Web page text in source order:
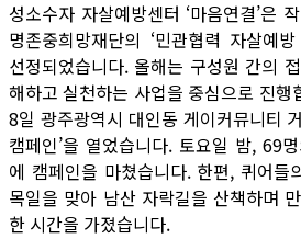
성소수자 자살예방센터 ‘마음연결’은
명존중희망재단의 ‘민관협력 자살예
선정되었습니다. 올해는 구성원 간의
해하고 실천하는 사업을 중심으로 진행
8일 광주광역시 대인동 게이커뮤니티
캠페인’을 열었습니다. 토요일 밤, 69
에 캠페인을 마쳤습니다. 한편, 퀴어들
목일을 맞아 남산 자락길을 산책하며
한 시간을 가졌습니다.